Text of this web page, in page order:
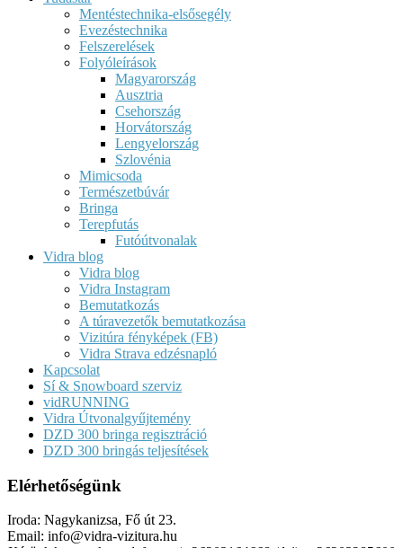
Mentéstechnika-elsősegély
Evezéstechnika
Felszerelések
Folyóleírások
Magyarország
Ausztria
Csehország
Horvátország
Lengyelország
Szlovénia
Mimicsoda
Természetbúvár
Bringa
Terepfutás
Futóútvonalak
Vidra blog
Vidra blog
Vidra Instagram
Bemutatkozás
A túravezetők bemutatkozása
Vizitúra fényképek (FB)
Vidra Strava edzésnapló
Kapcsolat
Sí & Snowboard szerviz
vidRUNNING
Vidra Útvonalgyűjtemény
DZD 300 bringa regisztráció
DZD 300 bringás teljesítések
Elérhetőségünk
Iroda: Nagykanizsa, Fő út 23.
Email: info@vidra-vizitura.hu